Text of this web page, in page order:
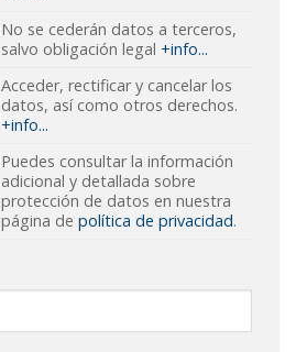
No se cederán datos a terceros,
salvo obligación legal +info...
Acceder, rectificar y cancelar los
datos, así como otros derechos.
+info...
Puedes consultar la información
adicional y detallada sobre
protección de datos en nuestra
página depolítica de privacidad.